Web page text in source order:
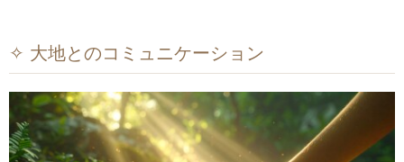
✧ 大地とのコミュニケーション